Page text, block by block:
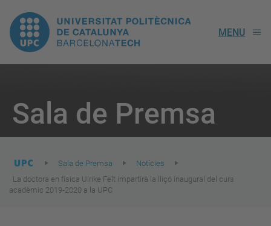
UPC.
Universitat
de
Catalunya
MENU
Sala de Premsa
here:
Sala de Premsa
Notícies
La doctora en física Ulrike Felt impartirà la lliçó inaugural del curs
acadèmic 2019-2020 a la UPC